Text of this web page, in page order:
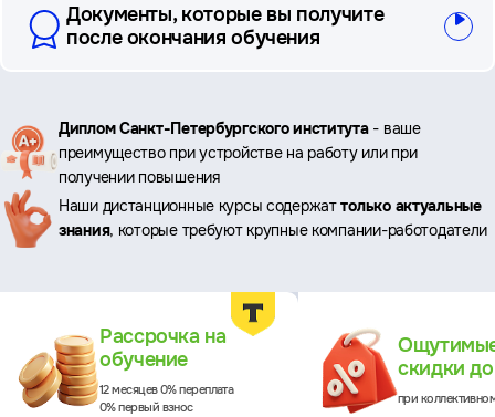
Документы, которые вы получите
после окончания обучения
Ключевые
преимущества
Диплом Санкт-Петербургского института- ваше
преимущество при устройстве на работу или при
получении повышения
Наши дистанционные курсы содержаттолько актуальные
знания, которые требуют крупные компании-работодатели
Рассрочка на
обучение
12 месяцев 0% переплата
0% первый взнос
скидки
при